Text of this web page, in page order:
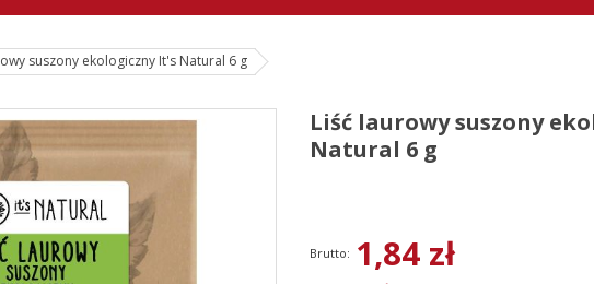
suszony ekologiczny It's Natural 6 g
Liść laurowy suszony
Natural 6 g
1,84 zł